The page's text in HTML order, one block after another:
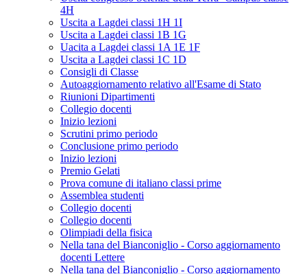
4H
Uscita a Lagdei classi 1H 1I
Uscita a Lagdei classi 1B 1G
Uacita a Lagdei classi 1A 1E 1F
Uscita a Lagdei classi 1C 1D
Consigli di Classe
Autoaggiornamento relativo all'Esame di Stato
Riunioni Dipartimenti
Collegio docenti
Inizio lezioni
Scrutini primo periodo
Conclusione primo periodo
Inizio lezioni
Premio Gelati
Prova comune di italiano classi prime
Assemblea studenti
Collegio docenti
Collegio docenti
Olimpiadi della fisica
Nella tana del Bianconiglio - Corso aggiornamento
docenti Lettere
Nella tana del Bianconiglio - Corso aggiornamento